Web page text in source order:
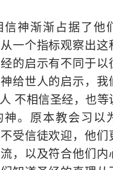
神渐渐占据了他
一个指标观察出这
的启示有不同于以
给世人的启示，我
不相信圣经，也等
神。原本教会习以
受信徒欢迎，他们
，以及符合他们内